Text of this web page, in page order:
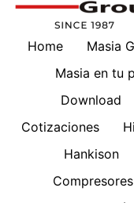
Home Masia
Masia en tu
Download
Cotizaciones
Hankison
Compresores